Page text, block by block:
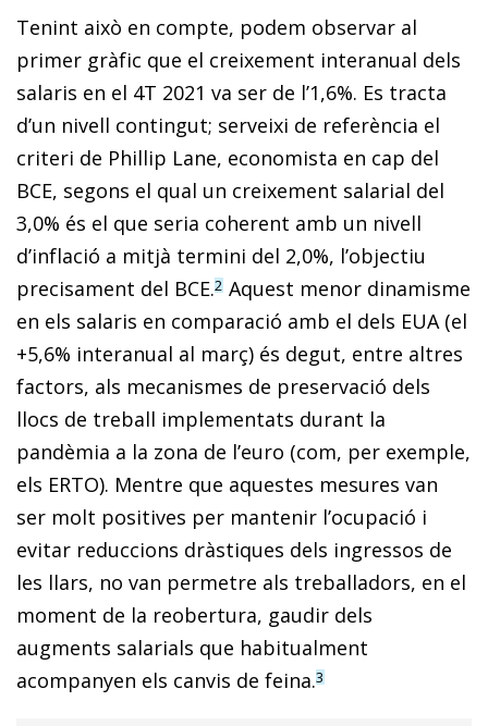
Tenint això en compte, podem observar al
primer gràfic que el creixement interanual dels
salaris en el 4T 2021 va ser de l’1,6%. Es tracta
d’un nivell contingut; serveixi de referència el
criteri de Phillip Lane, economista en cap del
BCE, segons el qual un creixement salarial del
3,0% és el que seria coherent amb un nivell
d’inflació a mitjà termini del 2,0%, l’objectiu
precisament del BCE.2 Aquest menor dinamisme
en els salaris en comparació amb el dels EUA (el
+5,6% interanual al març) és degut, entre altres
factors, als mecanismes de preservació dels
llocs de treball implementats durant la
pandèmia a la zona de l’euro (com, per exemple,
els ERTO). Mentre que aquestes mesures van
ser molt positives per mantenir l’ocupació i
evitar reduccions dràstiques dels ingressos de
les llars, no van permetre als treballadors, en el
moment de la reobertura, gaudir dels
augments salarials que habitualment
acompanyen els canvis de feina.3